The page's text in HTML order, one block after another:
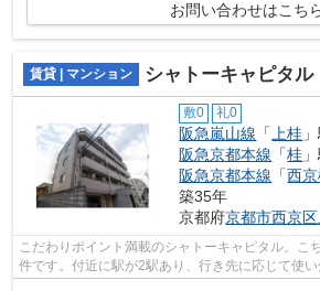
お問い合わせはこち
賃貸 | マンション シャトーキャピタル
敷0 礼0
阪急嵐山線 「 上桂
阪急京都本線 「桂
阪急京都本線 「西
築35年
京都府京都市西京区
こだわりポイント満載のシャトーキャピタル。こ
件です。付近に駅が2駅あり、行き先に応じて使